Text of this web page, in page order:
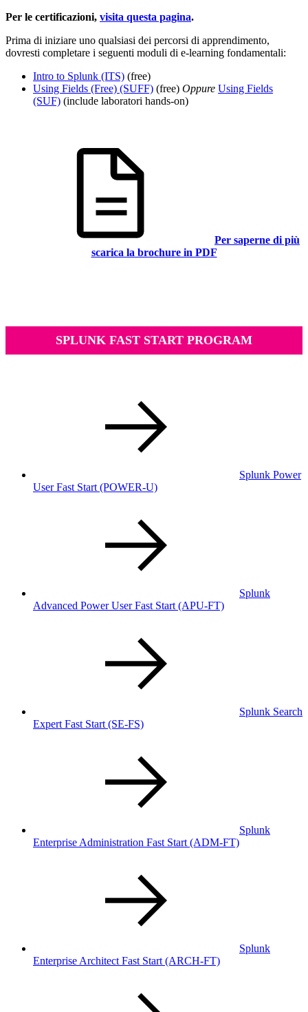
Per le certificazioni, visita questa pagina.
Prima di iniziare uno qualsiasi dei percorsi di apprendimento,
dovresti completare i seguenti moduli di e-learning fondamentali:
Intro to Splunk (ITS) (free)
Using Fields (Free) (SUFF) (free) Oppure Using Fields
(SUF) (include laboratori hands-on)
Per saperne di più
scarica la brochure in PDF
SPLUNK FAST START PROGRAM
Splunk Power
User Fast Start (POWER-U)
Splunk
Advanced Power User Fast Start (APU-FT)
Splunk Search
Expert Fast Start (SE-FS)
Splunk
Enterprise Administration Fast Start (ADM-FT)
Splunk
Enterprise Architect Fast Start (ARCH-FT)